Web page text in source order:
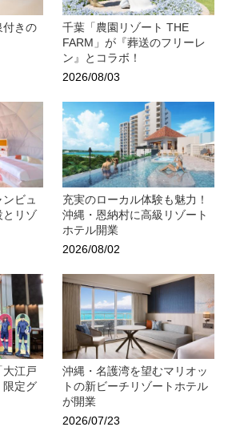
付きの
千葉「農園リゾート THE
FARM」が『葬送のフリーレ
ン』とコラボ！
2026/08/03
ビュ
とリゾ
充実のローカル体験も魅力！
沖縄・恩納村に高級リゾート
ホテル開業
2026/08/02
大江戸
限定グ
沖縄・名護湾を望むマリオッ
トの新ビーチリゾートホテル
が開業
2026/07/23